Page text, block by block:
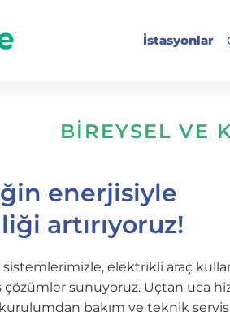
İstasyonlar
BİREYSEL VE
enerjisiyle
artırıyoruz!
elektrikli araç
çözümler sunuyoruz. Uçtan uca
kurulumdan bakım ve teknik